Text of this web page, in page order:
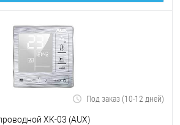
Под заказ (10-12 дней)
ХК-03 (AUX)